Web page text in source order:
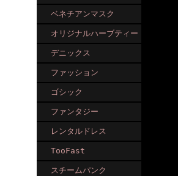
ベネチアンマスク
オリジナルハーブティー
デニックス
ファッション
ゴシック
ファンタジー
レンタルドレス
TooFast
スチームパンク